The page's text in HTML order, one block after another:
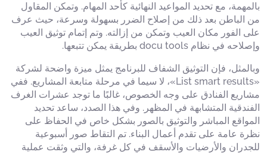
بالمهمة، مع تحديد المواعيد النهائية كأحد المهام. وتمكن المقاول
من الباطن بعد ذلك من إصلاح الضرر بسهولة وسرعة، حيث عرف
على الفور مكان العيب وتمكن من إزالته. وتم إتمام توثيق العيب
وإصلاحه في نظام docu tools بطريقة يمكن تتبعها.
وبالمثل، فإن التوثيق الشفاف للبرنامج يمثل ميزة واضحة لشركة
«List smart results»، لا سيما في مرحلة متابعة المشاريع. ففي
مشاريع الفنادق على وجه الخصوص، غالبًا ما توجد عشرات الغرف
الفندقية المتشابهة في المظهر. وفي هذا الصدد، ساعد تحديد
المواقع المباشر والتوثيق بالصور بشكل خاص في الحفاظ على
نظرة عامة على تقدم أعمال البناء. تم التقاط صور أسبوعية
للجدران والأرضيات والأسقف في كل غرفة، والتي وثقت عملية